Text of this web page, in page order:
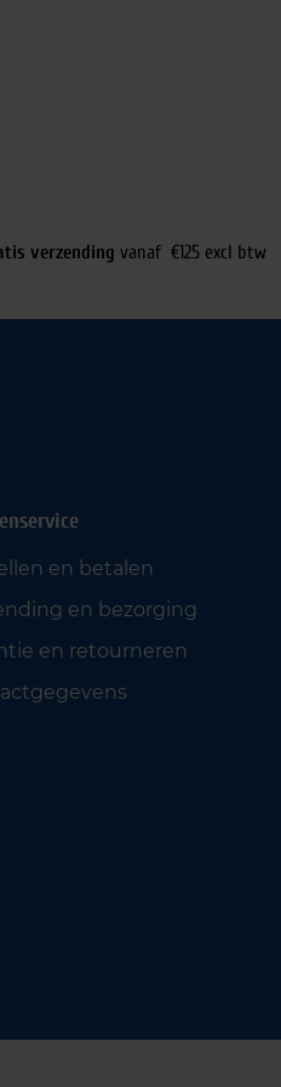
verzending vanaf €125 excl btw
en betalen
en bezorging
en retourneren